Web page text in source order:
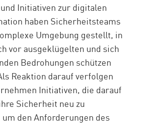
und Initiativen zur digitalen
haben Sicherheitsteams
Umgebung gestellt, in
vor ausgeklügelten und sich
Bedrohungen schützen
Reaktion darauf verfolgen
Initiativen, die darauf
Sicherheit neu zu
den Anforderungen des